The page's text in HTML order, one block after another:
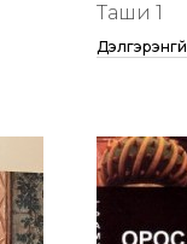
Таши 1
Дэлгэрэнгүй